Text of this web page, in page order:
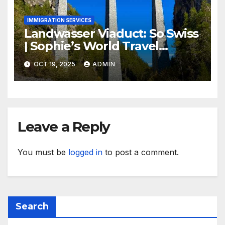
IMMIGRATION SERVICES
Landwasser Viaduct: So Swiss
| Sophie’s World Travel
Inspiration
OCT 19, 2025 ADMIN
Leave a Reply
You must be logged in to post a comment.
Search